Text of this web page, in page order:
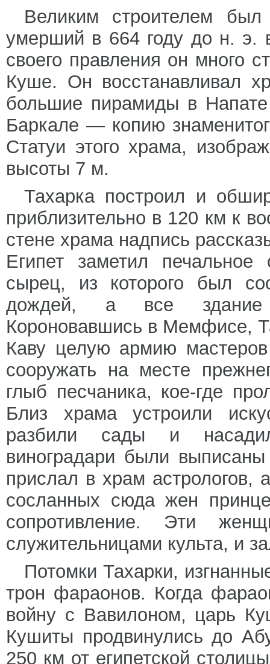
Великим строителем
умерший в 664 году до н. э.
своего правления он много
Куше. Он восстанавливал
большие пирамиды в
Баркале — копию
Статуи этого храма,
высоты 7 м.
Тахарка построил и
приблизительно в 120 км к
стене храма надпись
Египет заметил
сырец, из которого был
дождей, а все здание
Короновавшись в Мемфисе,
Каву целую армию
сооружать на месте
глыб песчаника, кое-где
Близ храма устроили
разбили сады и
виноградари были
прислал в храм астрологов,
сосланных сюда жен
сопротивление. Эти
служительницами культа, и
Потомки Тахарки,
трон фараонов. Когда
войну с Вавилоном, царь
Кушиты продвинулись до
250 км от египетской